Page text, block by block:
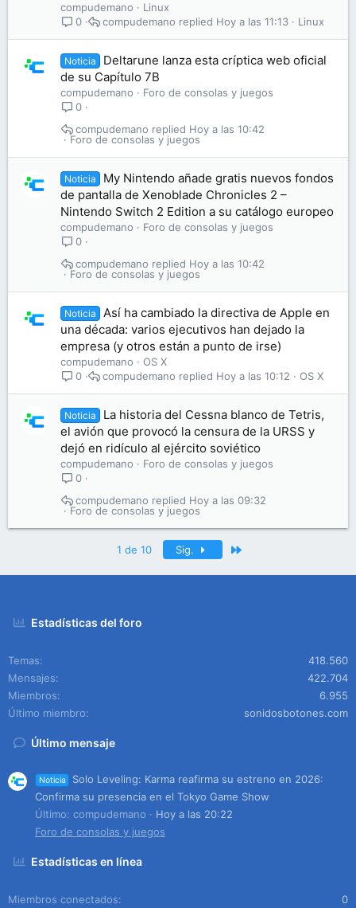
compudemano
Linux
0
Linux
Hoy a las 11:13
compudemano
Noticia
Deltarune lanza esta críptica web oficial
de su Capítulo 7B
compudemano
Foro de consolas y juegos
0
Foro de consolas y juegos
Hoy a las 10:42
compudemano
Noticia
My Nintendo añade gratis nuevos fondos
de pantalla de Xenoblade Chronicles 2 –
Nintendo Switch 2 Edition a su catálogo europeo
compudemano
Foro de consolas y juegos
0
Foro de consolas y juegos
Hoy a las 10:42
compudemano
Noticia
Así ha cambiado la directiva de Apple en
una década: varios ejecutivos han dejado la
empresa (y otros están a punto de irse)
compudemano
OS X
0
OS X
Hoy a las 10:12
compudemano
Noticia
La historia del Cessna blanco de Tetris,
el avión que provocó la censura de la URSS y
dejó en ridículo al ejército soviético
compudemano
Foro de consolas y juegos
0
Foro de consolas y juegos
Hoy a las 09:32
compudemano
1 de 10 Sig.
Estadísticas del foro
Temas
418.560
Mensajes
422.704
Miembros
6.955
Último miembro
sonidosbotones.com
Último mensaje
Noticia
Solo Leveling: Karma reafirma su estreno en 2026:
Confirma su presencia en el Tokyo Game Show
Último: compudemano
Hoy a las 20:22
Foro de consolas y juegos
Estadísticas en línea
Miembros conectados 0